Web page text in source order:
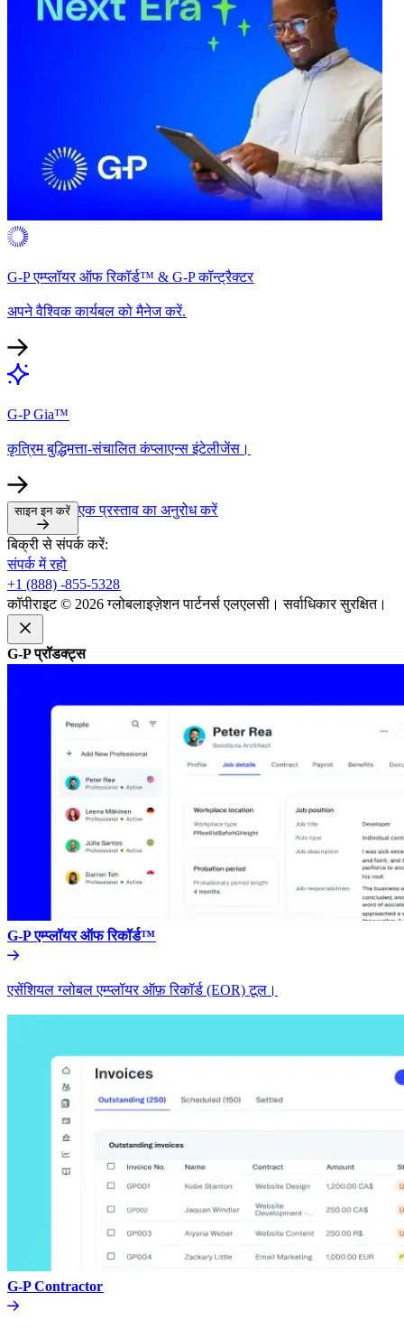
G-P एम्प्लॉयर ऑफ रिकॉर्ड™ & G-P कॉन्ट्रैक्टर​​
अपने वैश्विक कार्यबल को मैनेज करें.​​
G-P Gia™​​
कृत्रिम बुद्धिमत्ता-संचालित कंप्लाएन्स इंटेलीजेंस।​​
साइन इन करें​​ एक प्रस्ताव का अनुरोध करें​​
बिक्री से संपर्क करें:​​
संपर्क में रहो​​
+1 (888) -855-5328​​
कॉपीराइट © 2026 ग्लोबलाइज़ेशन पार्टनर्स एलएलसी। सर्वाधिकार सुरक्षित।​​
G-P प्रॉडक्ट्स​​
G-P एम्प्लॉयर ऑफ रिकॉर्ड™​​
एसेंशियल ग्लोबल एम्प्लॉयर ऑफ़ रिकॉर्ड (EOR) टूल।​​
G-P Contractor​​